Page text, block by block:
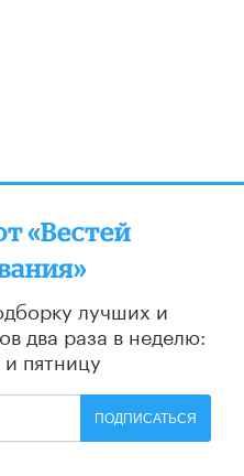
«Вестей
лучших и
два раза в неделю:
пятницу
ПОДПИСАТЬСЯ